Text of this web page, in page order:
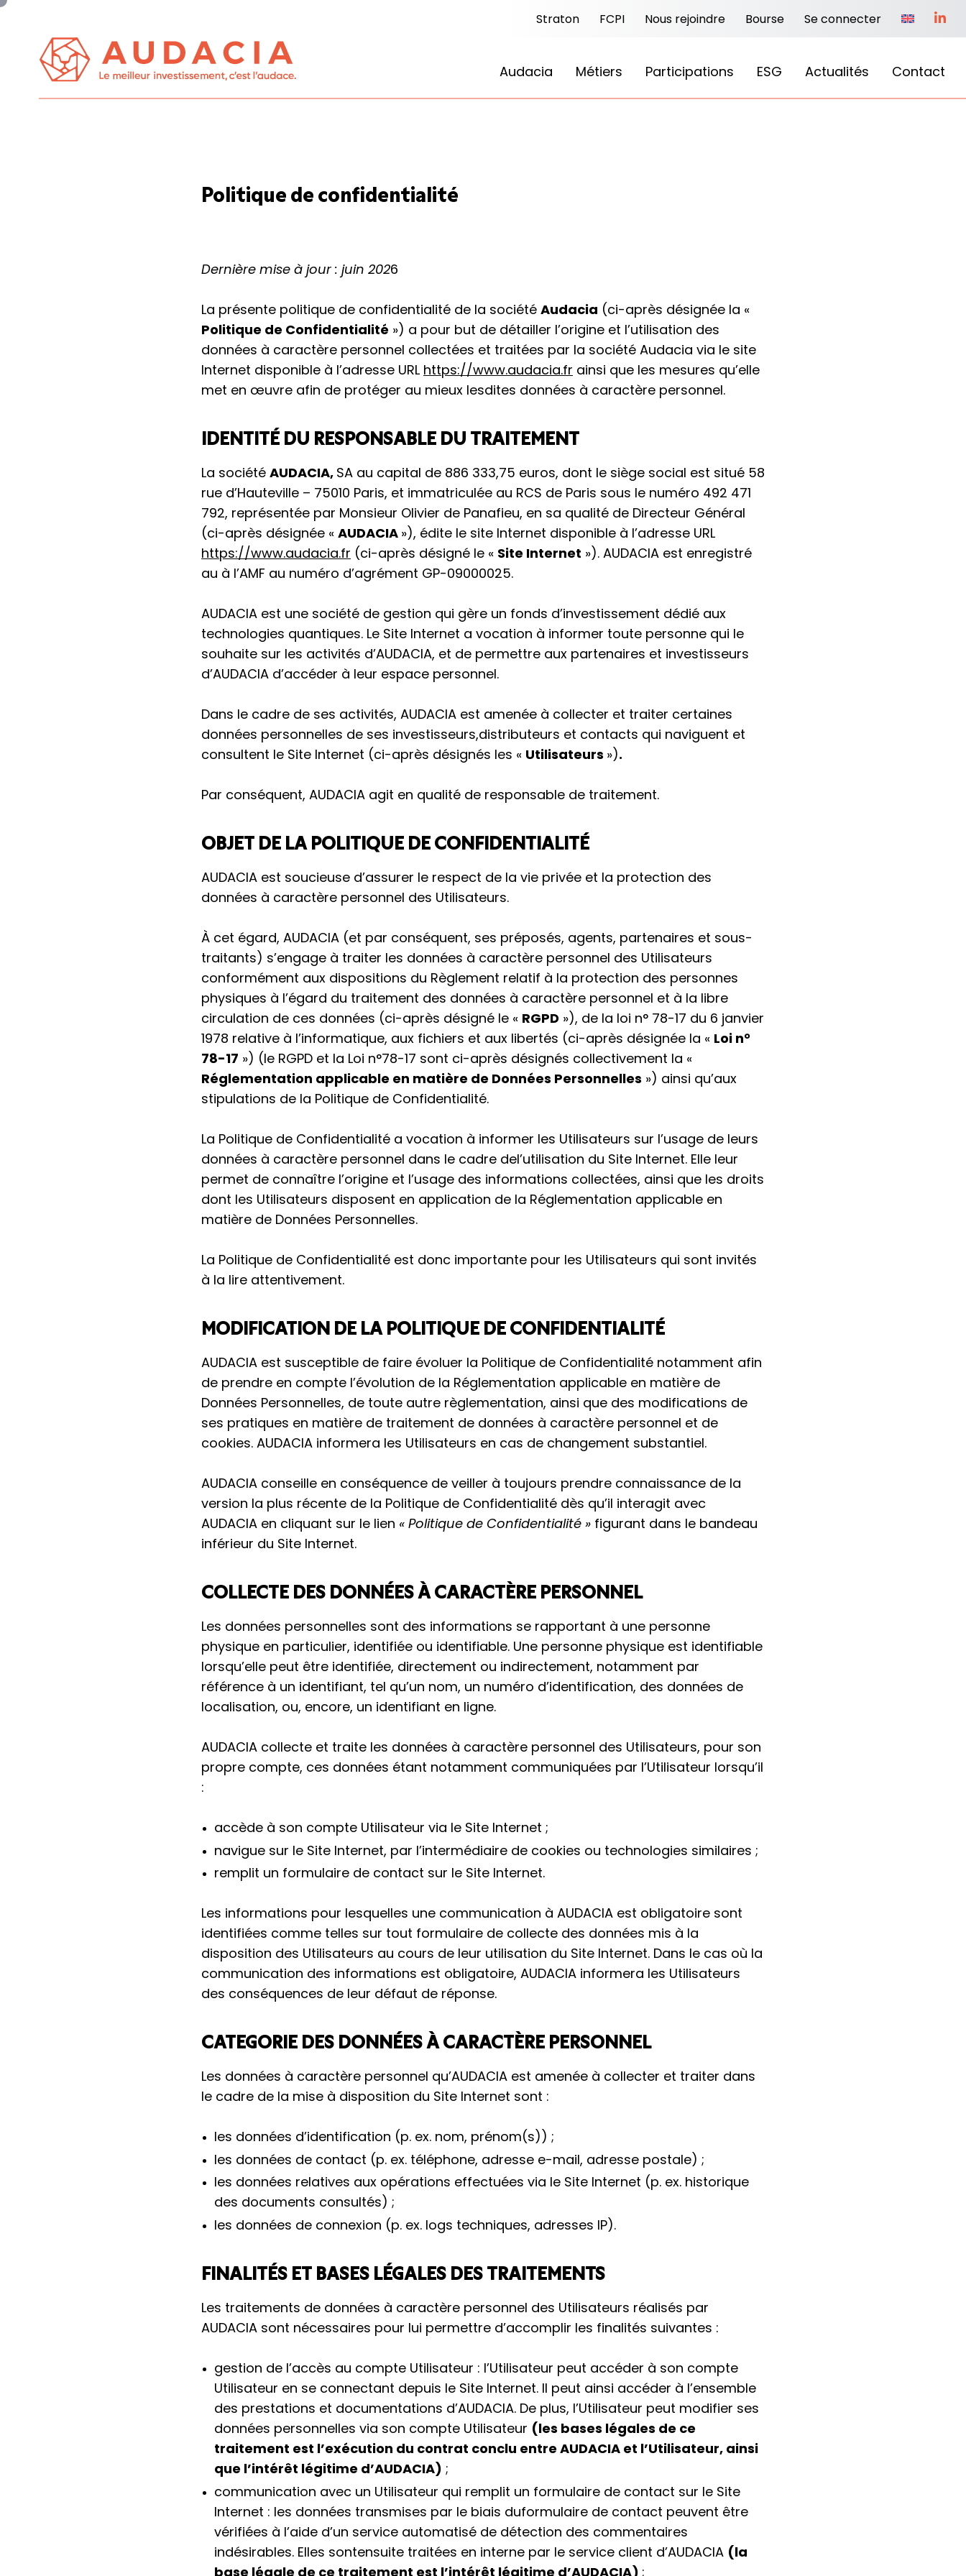
Straton FCPI Nous rejoindre Bourse Se connecter
Audacia Métiers Participations ESG Actualités Contact
Politique de confidentialité
Dernière mise à jour : juin 2026
La présente politique de confidentialité de la société Audacia (ci-après désignée la «
Politique de Confidentialité ») a pour but de détailler l’origine et l’utilisation des
données à caractère personnel collectées et traitées par la société Audacia via le site
Internet disponible à l’adresse URL https://www.audacia.fr ainsi que les mesures qu’elle
met en œuvre afin de protéger au mieux lesdites données à caractère personnel.
IDENTITÉ DU RESPONSABLE DU TRAITEMENT
La société AUDACIA, SA au capital de 886 333,75 euros, dont le siège social est situé 58
rue d’Hauteville – 75010 Paris, et immatriculée au RCS de Paris sous le numéro 492 471
792, représentée par Monsieur Olivier de Panafieu, en sa qualité de Directeur Général
(ci-après désignée « AUDACIA »), édite le site Internet disponible à l’adresse URL
https://www.audacia.fr (ci-après désigné le « Site Internet »). AUDACIA est enregistré
au à l’AMF au numéro d’agrément GP-09000025.
AUDACIA est une société de gestion qui gère un fonds d’investissement dédié aux
technologies quantiques. Le Site Internet a vocation à informer toute personne qui le
souhaite sur les activités d’AUDACIA, et de permettre aux partenaires et investisseurs
d’AUDACIA d’accéder à leur espace personnel.
Dans le cadre de ses activités, AUDACIA est amenée à collecter et traiter certaines
données personnelles de ses investisseurs,distributeurs et contacts qui naviguent et
consultent le Site Internet (ci-après désignés les « Utilisateurs »).
Par conséquent, AUDACIA agit en qualité de responsable de traitement.
OBJET DE LA POLITIQUE DE CONFIDENTIALITÉ
AUDACIA est soucieuse d’assurer le respect de la vie privée et la protection des
données à caractère personnel des Utilisateurs.
À cet égard, AUDACIA (et par conséquent, ses préposés, agents, partenaires et sous-
traitants) s’engage à traiter les données à caractère personnel des Utilisateurs
conformément aux dispositions du Règlement relatif à la protection des personnes
physiques à l’égard du traitement des données à caractère personnel et à la libre
circulation de ces données (ci-après désigné le « RGPD »), de la loi n° 78-17 du 6 janvier
1978 relative à l’informatique, aux fichiers et aux libertés (ci-après désignée la « Loi n°
78-17 ») (le RGPD et la Loi n°78-17 sont ci-après désignés collectivement la «
Réglementation applicable en matière de Données Personnelles ») ainsi qu’aux
stipulations de la Politique de Confidentialité.
La Politique de Confidentialité a vocation à informer les Utilisateurs sur l’usage de leurs
données à caractère personnel dans le cadre del’utilisation du Site Internet. Elle leur
permet de connaître l’origine et l’usage des informations collectées, ainsi que les droits
dont les Utilisateurs disposent en application de la Réglementation applicable en
matière de Données Personnelles.
La Politique de Confidentialité est donc importante pour les Utilisateurs qui sont invités
à la lire attentivement.
MODIFICATION DE LA POLITIQUE DE CONFIDENTIALITÉ
AUDACIA est susceptible de faire évoluer la Politique de Confidentialité notamment afin
de prendre en compte l’évolution de la Réglementation applicable en matière de
Données Personnelles, de toute autre règlementation, ainsi que des modifications de
ses pratiques en matière de traitement de données à caractère personnel et de
cookies. AUDACIA informera les Utilisateurs en cas de changement substantiel.
AUDACIA conseille en conséquence de veiller à toujours prendre connaissance de la
version la plus récente de la Politique de Confidentialité dès qu’il interagit avec
AUDACIA en cliquant sur le lien « Politique de Confidentialité » figurant dans le bandeau
inférieur du Site Internet.
COLLECTE DES DONNÉES À CARACTÈRE PERSONNEL
Les données personnelles sont des informations se rapportant à une personne
physique en particulier, identifiée ou identifiable. Une personne physique est identifiable
lorsqu’elle peut être identifiée, directement ou indirectement, notamment par
référence à un identifiant, tel qu’un nom, un numéro d’identification, des données de
localisation, ou, encore, un identifiant en ligne.
AUDACIA collecte et traite les données à caractère personnel des Utilisateurs, pour son
propre compte, ces données étant notamment communiquées par l’Utilisateur lorsqu’il
:
accède à son compte Utilisateur via le Site Internet ;
navigue sur le Site Internet, par l’intermédiaire de cookies ou technologies similaires ;
remplit un formulaire de contact sur le Site Internet.
Les informations pour lesquelles une communication à AUDACIA est obligatoire sont
identifiées comme telles sur tout formulaire de collecte des données mis à la
disposition des Utilisateurs au cours de leur utilisation du Site Internet. Dans le cas où la
communication des informations est obligatoire, AUDACIA informera les Utilisateurs
des conséquences de leur défaut de réponse.
CATEGORIE DES DONNÉES À CARACTÈRE PERSONNEL
Les données à caractère personnel qu’AUDACIA est amenée à collecter et traiter dans
le cadre de la mise à disposition du Site Internet sont :
les données d’identification (p. ex. nom, prénom(s)) ;
les données de contact (p. ex. téléphone, adresse e-mail, adresse postale) ;
les données relatives aux opérations effectuées via le Site Internet (p. ex. historique
des documents consultés) ;
les données de connexion (p. ex. logs techniques, adresses IP).
FINALITÉS ET BASES LÉGALES DES TRAITEMENTS
Les traitements de données à caractère personnel des Utilisateurs réalisés par
AUDACIA sont nécessaires pour lui permettre d’accomplir les finalités suivantes :
gestion de l’accès au compte Utilisateur : l’Utilisateur peut accéder à son compte
Utilisateur en se connectant depuis le Site Internet. Il peut ainsi accéder à l’ensemble
des prestations et documentations d’AUDACIA. De plus, l’Utilisateur peut modifier ses
données personnelles via son compte Utilisateur (les bases légales de ce
traitement est l’exécution du contrat conclu entre AUDACIA et l’Utilisateur, ainsi
que l’intérêt légitime d’AUDACIA) ;
communication avec un Utilisateur qui remplit un formulaire de contact sur le Site
Internet : les données transmises par le biais duformulaire de contact peuvent être
vérifiées à l’aide d’un service automatisé de détection des commentaires
indésirables. Elles sontensuite traitées en interne par le service client d’AUDACIA (la
base légale de ce traitement est l’intérêt légitime d’AUDACIA) ;
Panneau de gestion des cookies